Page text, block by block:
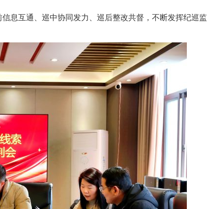
互通、巡中协同发力、巡后整改共督，不断发挥纪巡监